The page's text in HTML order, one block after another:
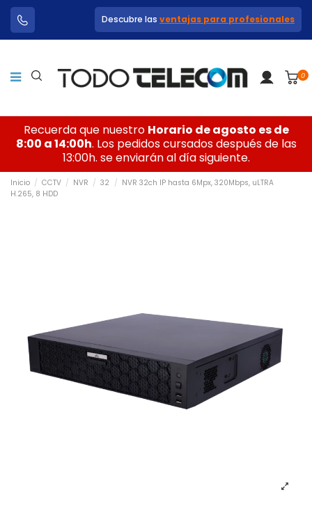
Descubre las ventajas para profesionales
0
Recuerda que nuestro Horario de agosto es de
8:00 a 14:00h. Los pedidos cursados después de las
13:00h. se enviarán al día siguiente.
Inicio CCTV NVR 32
NVR 32ch IP hasta 6Mpx, 320Mbps, uLTRA
H.265, 8 HDD